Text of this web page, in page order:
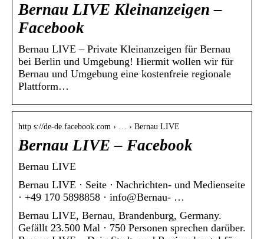
Bernau LIVE Kleinanzeigen –
Facebook
Bernau LIVE – Private Kleinanzeigen für Bernau
bei Berlin und Umgebung! Hiermit wollen wir für
Bernau und Umgebung eine kostenfreie regionale
Plattform…
http s://de-de.facebook.com › … › Bernau LIVE
Bernau LIVE – Facebook
Bernau LIVE
Bernau LIVE · Seite · Nachrichten- und Medienseite
· +49 170 5898858 · info@Bernau- …
Bernau LIVE, Bernau, Brandenburg, Germany.
Gefällt 23.500 Mal · 750 Personen sprechen darüber.